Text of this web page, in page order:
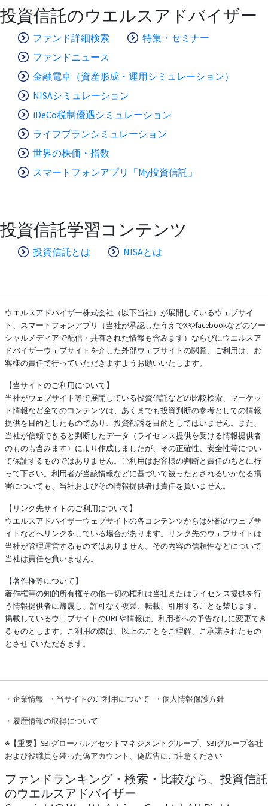
投資信託のウエルスアドバイザー
ファンド詳細検索
特集・セミナー
ファンドニュース
金融電卓（資産形成・運用シミュレーション）
NISAシミュレーション
iDeCo税制優遇シミュレーション
ライフプランシミュレーション
世界の株価・指数
スマートフォンアプリ「My投資信託」
投資信託学習コンテンツ
投資信託とは NISAとは
ウエルスアドバイザー株式会社（以下当社）が展開しているウェブサイ
ト、スマートフォンアプリ（当社が承認したうえでXやfacebookなどのソー
シャルメディアで配信・共有された情報も含みます）ならびにウエルスア
ドバイザーウェブサイトを介した外部ウェブサイトの閲覧、ご利用は、お
客様の責任で行っていただきますようお願いいたします。
【当サイトのご利用について】
当社がウェブサイト等で展開している投資信託などの比較検索、マーケッ
ト情報など全てのコンテンツは、あくまでも投資判断の参考としての情報
提供を目的としたものであり、投資勧誘を目的としてはいません。また、
当社が信頼できると判断したデータ（ライセンス提供を受ける情報提供者
のものも含みます）により作成しましたが、その正確性、安全性等につい
て保証するものではありません。ご利用はお客様の判断と責任のもとに行
って下さい。利用者が当該情報などに基づいて被ったとされるいかなる損
害についても、当社およびその情報提供者は責任を負いません。
【リンク先サイトのご利用について】
ウエルスアドバイザーウェブサイトの各コンテンツからは外部のウェブサ
イトなどへリンクをしている場合があります。リンク先のウェブサイトは
当社が管理運営するものではありません。その内容の信頼性などについて
当社は責任を負いません。
【著作権等について】
著作権等の知的所有権その他一切の権利は当社またはライセンス提供を行
う情報提供者に帰属し、許可なく複製、転載、引用することを禁じます。
掲載しているウェブサイトのURLや情報は、利用者への予告なしに変更でき
るものとします。ご利用の際は、以上のことをご理解、ご承諾されたもの
とさせていただきます。
・ 企業情報 ・ 当サイトのご利用について ・ 個人情報保護方針
・ 履歴情報の取得について
※ 【重要】SBIグローバルアセットマネジメントグループ、SBIグループ各社
および役職員を装った偽アカウント、偽広告にご注意ください
ファンドランキング・検索・比較なら、投資信託
のウエルスアドバイザー